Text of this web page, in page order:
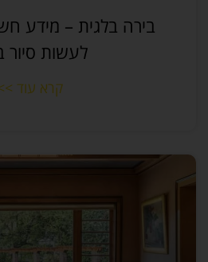
בירה בלגית – מידע
לעשות סיור
קרא עוד